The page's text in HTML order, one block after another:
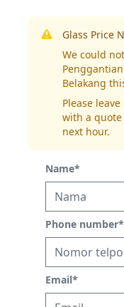
Glass Price
We could
Belakang
Please
with a
next hour.
Name*
Phone number*
Email*